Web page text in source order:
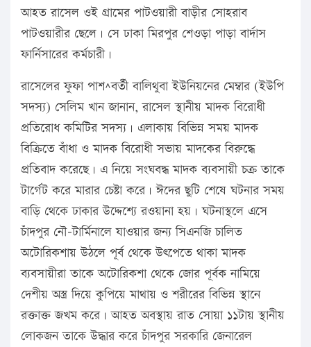
আহত রাসেল ওই গ্রামের পাটওয়ারী বাড়ীর সোহরাব
পাটওয়ারীর ছেলে। সে ঢাকা মিরপুর শেওড়া পাড়া বার্দাস
ফার্নিসারের কর্মচারী।
রাসেলের ফুফা পাশ^বর্তী বালিথুবা ইউনিয়নের মেম্বার (ইউপি
সদস্য) সেলিম খান জানান, রাসেল স্থানীয় মাদক বিরোধী
প্রতিরোধ কমিটির সদস্য। এলাকায় বিভিন্ন সময় মাদক
বিক্রিতে বাঁধা ও মাদক বিরোধী সভায় মাদকের বিরুদ্ধে
প্রতিবাদ করেছে। এ নিয়ে সংঘবদ্ধ মাদক ব্যবসায়ী চক্র তাকে
টার্গেট করে মারার চেষ্টা করে। ঈদের ছুটি শেষে ঘটনার সময়
বাড়ি থেকে ঢাকার উদ্দেশ্যে রওয়ানা হয়। ঘটনাস্থলে এসে
চাঁদপুর নৌ-টার্মিনালে যাওয়ার জন্য সিএনজি চালিত
অটোরিকশায় উঠলে পূর্ব থেকে উৎপেতে থাকা মাদক
ব্যবসায়ীরা তাকে অটোরিকশা থেকে জোর পূর্বক নামিয়ে
দেশীয় অস্ত্র দিয়ে কুপিয়ে মাথায় ও শরীরের বিভিন্ন স্থানে
রক্তাক্ত জখম করে। আহত অবস্থায় রাত সোয়া ১১টায় স্থানীয়
লোকজন তাকে উদ্ধার করে চাঁদপুর সরকারি জেনারেল